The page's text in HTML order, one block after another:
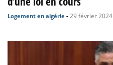
Logement en algérie - 29 février 2024